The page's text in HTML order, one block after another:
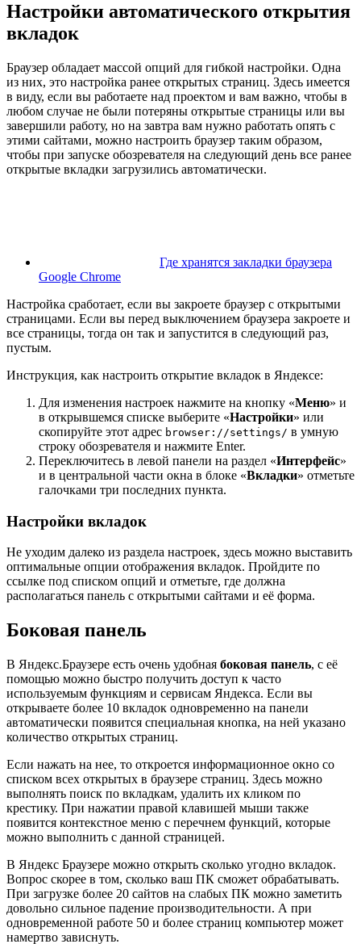
Настройки автоматического открытия
вкладок
Браузер обладает массой опций для гибкой настройки. Одна
из них, это настройка ранее открытых страниц. Здесь имеется
в виду, если вы работаете над проектом и вам важно, чтобы в
любом случае не были потеряны открытые страницы или вы
завершили работу, но на завтра вам нужно работать опять с
этими сайтами, можно настроить браузер таким образом,
чтобы при запуске обозревателя на следующий день все ранее
открытые вкладки загрузились автоматически.
Где хранятся закладки браузера
Google Chrome
Настройка сработает, если вы закроете браузер с открытыми
страницами. Если вы перед выключением браузера закроете и
все страницы, тогда он так и запустится в следующий раз,
пустым.
Инструкция, как настроить открытие вкладок в Яндексе:
Для изменения настроек нажмите на кнопку «Меню» и
в открывшемся списке выберите «Настройки» или
скопируйте этот адрес browser://settings/ в умную
строку обозревателя и нажмите Enter.
Переключитесь в левой панели на раздел «Интерфейс»
и в центральной части окна в блоке «Вкладки» отметьте
галочками три последних пункта.
Настройки вкладок
Не уходим далеко из раздела настроек, здесь можно выставить
оптимальные опции отображения вкладок. Пройдите по
ссылке под списком опций и отметьте, где должна
располагаться панель с открытыми сайтами и её форма.
Боковая панель
В Яндекс.Браузере есть очень удобная боковая панель, с её
помощью можно быстро получить доступ к часто
используемым функциям и сервисам Яндекса. Если вы
открываете более 10 вкладок одновременно на панели
автоматически появится специальная кнопка, на ней указано
количество открытых страниц.
Если нажать на нее, то откроется информационное окно со
списком всех открытых в браузере страниц. Здесь можно
выполнять поиск по вкладкам, удалить их кликом по
крестику. При нажатии правой клавишей мыши также
появится контекстное меню с перечнем функций, которые
можно выполнить с данной страницей.
В Яндекс Браузере можно открыть сколько угодно вкладок.
Вопрос скорее в том, сколько ваш ПК сможет обрабатывать.
При загрузке более 20 сайтов на слабых ПК можно заметить
довольно сильное падение производительности. А при
одновременной работе 50 и более страниц компьютер может
намертво зависнуть.